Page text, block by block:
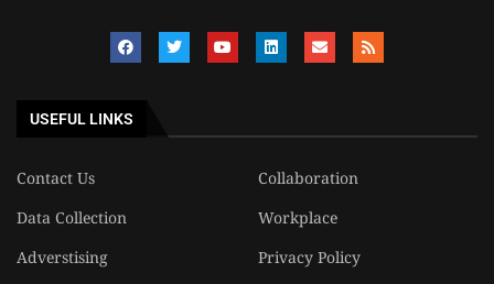
USEFUL LINKS
Contact Us
Collaboration
Data Collection
Workplace
Adverstising
Privacy Policy